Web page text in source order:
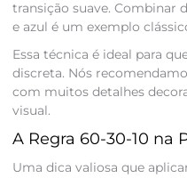
transição suave. Combinar
e azul é um exemplo
Essa técnica é ideal para
discreta. Nós
com muitos detalhes
visual.
A Regra 60-30-10 na
Uma dica valiosa que